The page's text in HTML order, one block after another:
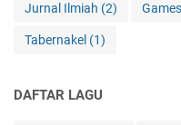
Jurnal Ilmiah (2) Games
Tabernakel (1)
DAFTAR LAGU